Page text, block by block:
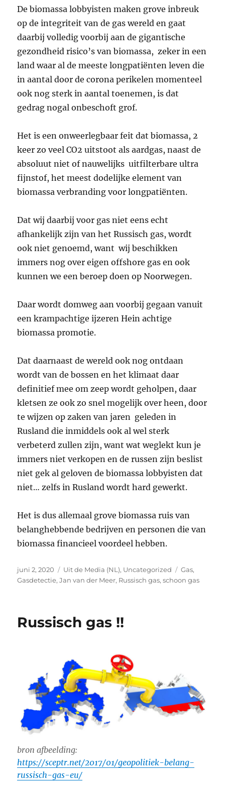
De biomassa lobbyisten maken grove inbreuk
op de integriteit van de gas wereld en gaat
daarbij volledig voorbij aan de gigantische
gezondheid risico’s van biomassa, zeker in een
land waar al de meeste longpatiënten leven die
in aantal door de corona perikelen momenteel
ook nog sterk in aantal toenemen, is dat
gedrag nogal onbeschoft grof.
Het is een onweerlegbaar feit dat biomassa, 2
keer zo veel CO2 uitstoot als aardgas, naast de
absoluut niet of nauwelijks uitfilterbare ultra
fijnstof, het meest dodelijke element van
biomassa verbranding voor longpatiënten.
Dat wij daarbij voor gas niet eens echt
afhankelijk zijn van het Russisch gas, wordt
ook niet genoemd, want wij beschikken
immers nog over eigen offshore gas en ook
kunnen we een beroep doen op Noorwegen.
Daar wordt domweg aan voorbij gegaan vanuit
een krampachtige ijzeren Hein achtige
biomassa promotie.
Dat daarnaast de wereld ook nog ontdaan
wordt van de bossen en het klimaat daar
definitief mee om zeep wordt geholpen, daar
kletsen ze ook zo snel mogelijk over heen, door
te wijzen op zaken van jaren geleden in
Rusland die inmiddels ook al wel sterk
verbeterd zullen zijn, want wat weglekt kun je
immers niet verkopen en de russen zijn beslist
niet gek al geloven de biomassa lobbyisten dat
niet… zelfs in Rusland wordt hard gewerkt.
Het is dus allemaal grove biomassa ruis van
belanghebbende bedrijven en personen die van
biomassa financieel voordeel hebben.
Geplaatst
op
juni 2, 2020 Categorieën
Uit de Media (NL), Uncategorized Tags
Gas,
Gasdetectie,Jan van der Meer, Russisch gas,schoon gas
Russisch gas !!
bron afbeelding:
https://sceptr.net/2017/01/geopolitiek-belang-
russisch-gas-eu/